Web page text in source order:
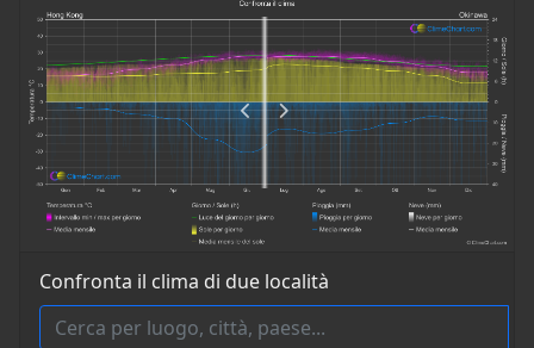
Confronta il clima di due località